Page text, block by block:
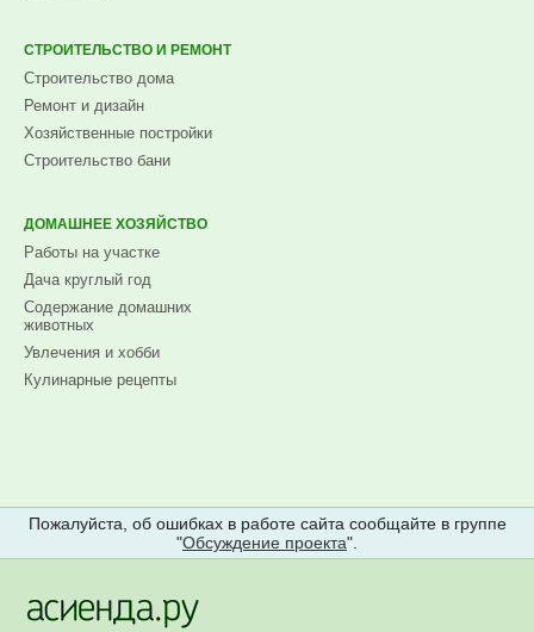
СТРОИТЕЛЬСТВО И РЕМОНТ
Строительство дома
Ремонт и дизайн
Хозяйственные постройки
Строительство бани
ДОМАШНЕЕ ХОЗЯЙСТВО
Работы на участке
Дача круглый год
Содержание домашних
животных
Увлечения и хобби
Кулинарные рецепты
Пожалуйста, об ошибках в работе сайта сообщайте в группе
"Обсуждение проекта".